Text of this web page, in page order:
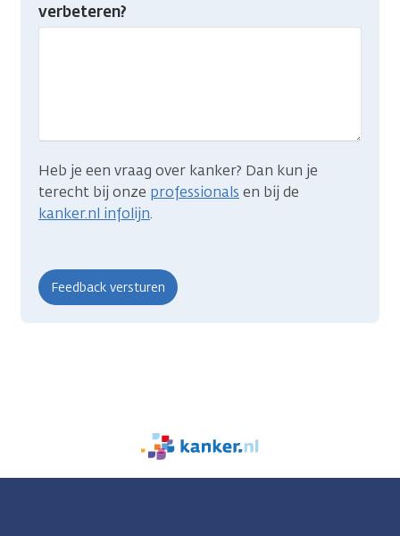
gevonden
verbeteren?
Heb je een vraag over kanker? Dan kun je
terecht bij onze professionals en bij de
kanker.nl infolijn.
We
zijn